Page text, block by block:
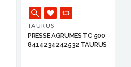
TAURUS
PRESSE AGRUMES TC 500
8414234242532 TAURUS